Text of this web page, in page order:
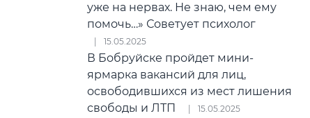
уже на нервах. Не знаю, чем ему
помочь…» Советует психолог
15.05.2025
В Бобруйске пройдет мини-
ярмарка вакансий для лиц,
освободившихся из мест лишения
свободы и ЛТП
15.05.2025